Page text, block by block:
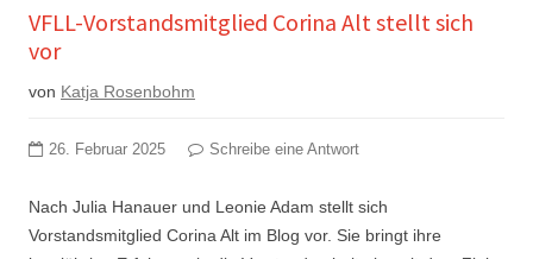
VFLL-Vorstandsmitglied Corina Alt stellt sich
vor
von Katja Rosenbohm
26. Februar 2025 Schreibe eine Antwort
Nach Julia Hanauer und Leonie Adam stellt sich
Vorstandsmitglied Corina Alt im Blog vor. Sie bringt ihre